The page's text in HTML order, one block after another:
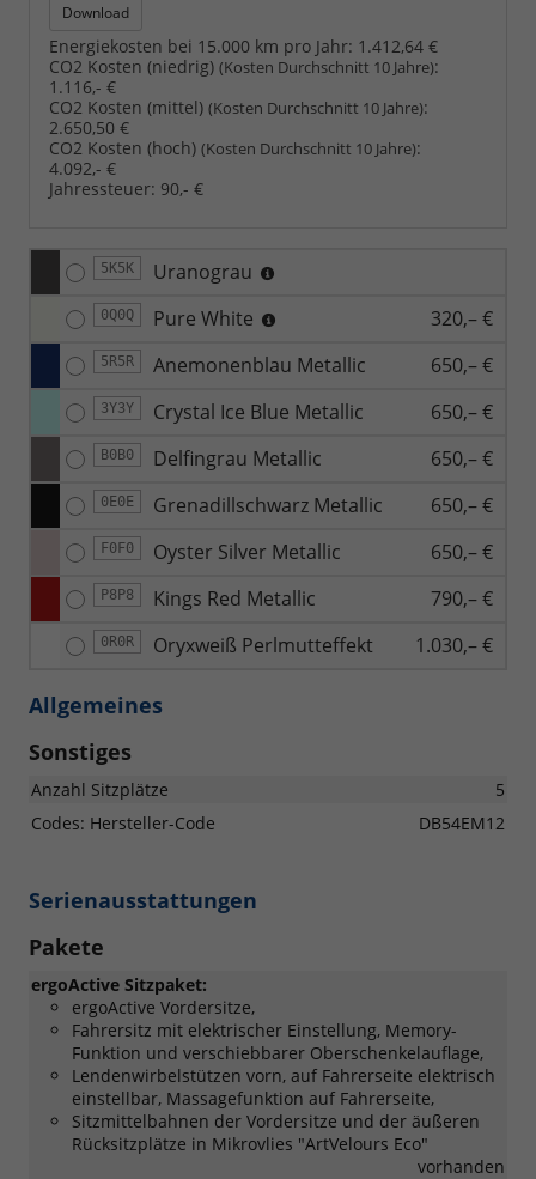
Download
Energiekosten bei 15.000 km pro Jahr: 1.412,64 €
CO2 Kosten (niedrig) (Kosten Durchschnitt 10 Jahre):
1.116,- €
CO2 Kosten (mittel) (Kosten Durchschnitt 10 Jahre):
2.650,50 €
CO2 Kosten (hoch) (Kosten Durchschnitt 10 Jahre):
4.092,- €
Jahressteuer: 90,- €
5K5K Uranograu
0Q0Q Pure White 320,– €
5R5R Anemonenblau Metallic 650,– €
3Y3Y Crystal Ice Blue Metallic 650,– €
B0B0 Delfingrau Metallic 650,– €
0E0E Grenadillschwarz Metallic 650,– €
F0F0 Oyster Silver Metallic 650,– €
P8P8 Kings Red Metallic 790,– €
0R0R Oryxweiß Perlmutteffekt 1.030,– €
Allgemeines
Sonstiges
Anzahl Sitzplätze
5
Codes: Hersteller-Code
DB54EM12
Serienausstattungen
Pakete
ergoActive Sitzpaket:
ergoActive Vordersitze,
Fahrersitz mit elektrischer Einstellung, Memory-
Funktion und verschiebbarer Oberschenkelauflage,
Lendenwirbelstützen vorn, auf Fahrerseite elektrisch
einstellbar, Massagefunktion auf Fahrerseite,
Sitzmittelbahnen der Vordersitze und der äußeren
Rücksitzplätze in Mikrovlies "ArtVelours Eco"
vorhanden